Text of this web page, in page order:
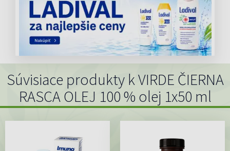
Súvisiace produkty k VIRDE ČIERNA
RASCA OLEJ 100 % olej 1x50 ml